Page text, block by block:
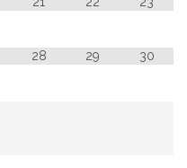
28 29 30